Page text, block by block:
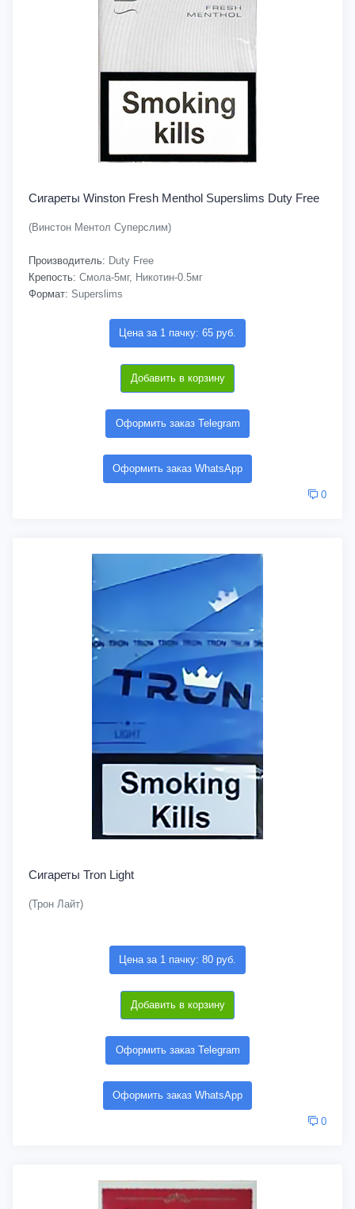
Сигареты Winston Fresh Menthol Superslims Duty Free
(Винстон Ментол Суперслим)
Производитель: Duty Free
Крепость: Смола-5мг, Никотин-0.5мг
Формат: Superslims
Цена за 1 пачку: 65 руб.
Добавить в корзину
Оформить заказ Telegram
Оформить заказ WhatsApp
0
Сигареты Tron Light
(Трон Лайт)
Цена за 1 пачку: 80 руб.
Добавить в корзину
Оформить заказ Telegram
Оформить заказ WhatsApp
0